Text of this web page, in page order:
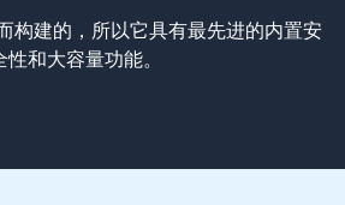
构建的，所以它具有最先进的内置安
性和大容量功能。